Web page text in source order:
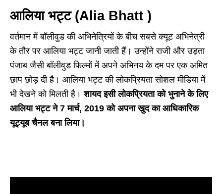
आलिया भट्ट (Alia Bhatt )
वर्तमान में बॉलीवुड की अभिनेत्रियों के बीच सबसे क्यूट अभिनेत्री
के तौर पर आलिया भट्ट जानी जाती हैं। उन्होंने राजी और उड़ता
पंजाब जैसी बॉलीवुड फिल्मों में अपने अभिनय के दम पर एक अमित
छाप छोड़ दी है। आलिया भट्ट की लोकप्रियता सोशल मीडिया में
भी देखने को मिलती है।शायद इसी लोकप्रियता को भुनाने के लिए
आलिया भट्ट ने 7 मार्च, 2019 को अपना खुद का आधिकारिक
यूट्यूब चैनल बना लिया।